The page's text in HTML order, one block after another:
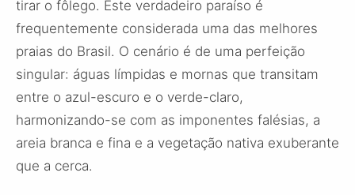
tirar o fôlego. Este verdadeiro paraíso é
frequentemente considerada uma das melhores
praias do Brasil. O cenário é de uma perfeição
singular: águas límpidas e mornas que transitam
entre o azul-escuro e o verde-claro,
harmonizando-se com as imponentes falésias, a
areia branca e fina e a vegetação nativa exuberante
que a cerca.